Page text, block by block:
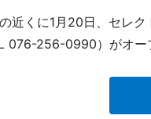
近くに1月20日、セレ
076-256-0990）がオー